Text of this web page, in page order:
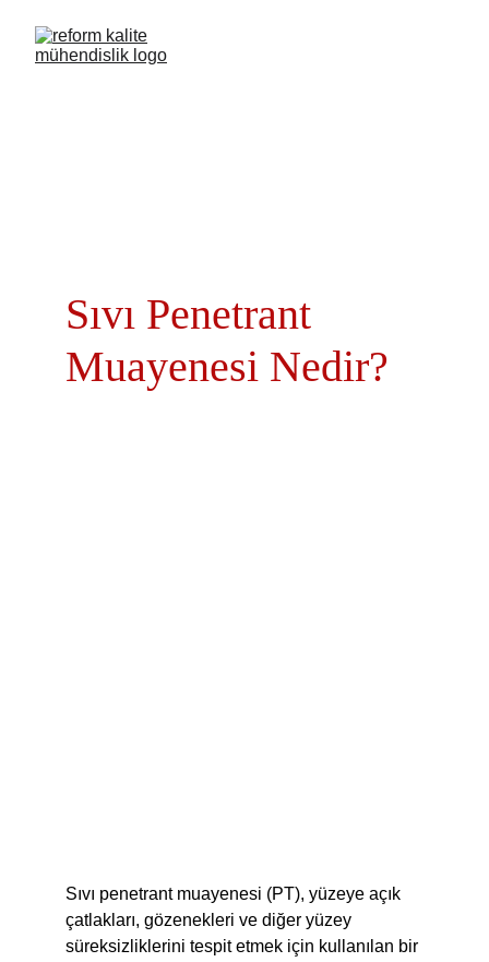
Sıvı Penetrant
Muayenesi Nedir?
Sıvı penetrant muayenesi (PT), yüzeye açık
çatlakları, gözenekleri ve diğer yüzey
süreksizliklerini tespit etmek için kullanılan bir